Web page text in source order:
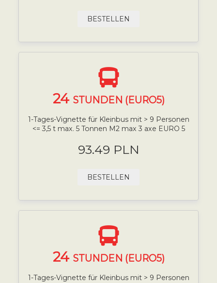
BESTELLEN
24 STUNDEN (EURO5)
1-Tages-Vignette für Kleinbus mit > 9 Personen
<= 3,5 t max. 5 Tonnen M2 max 3 axe EURO 5
93.49 PLN
BESTELLEN
24 STUNDEN (EURO5)
1-Tages-Vignette für Kleinbus mit > 9 Personen